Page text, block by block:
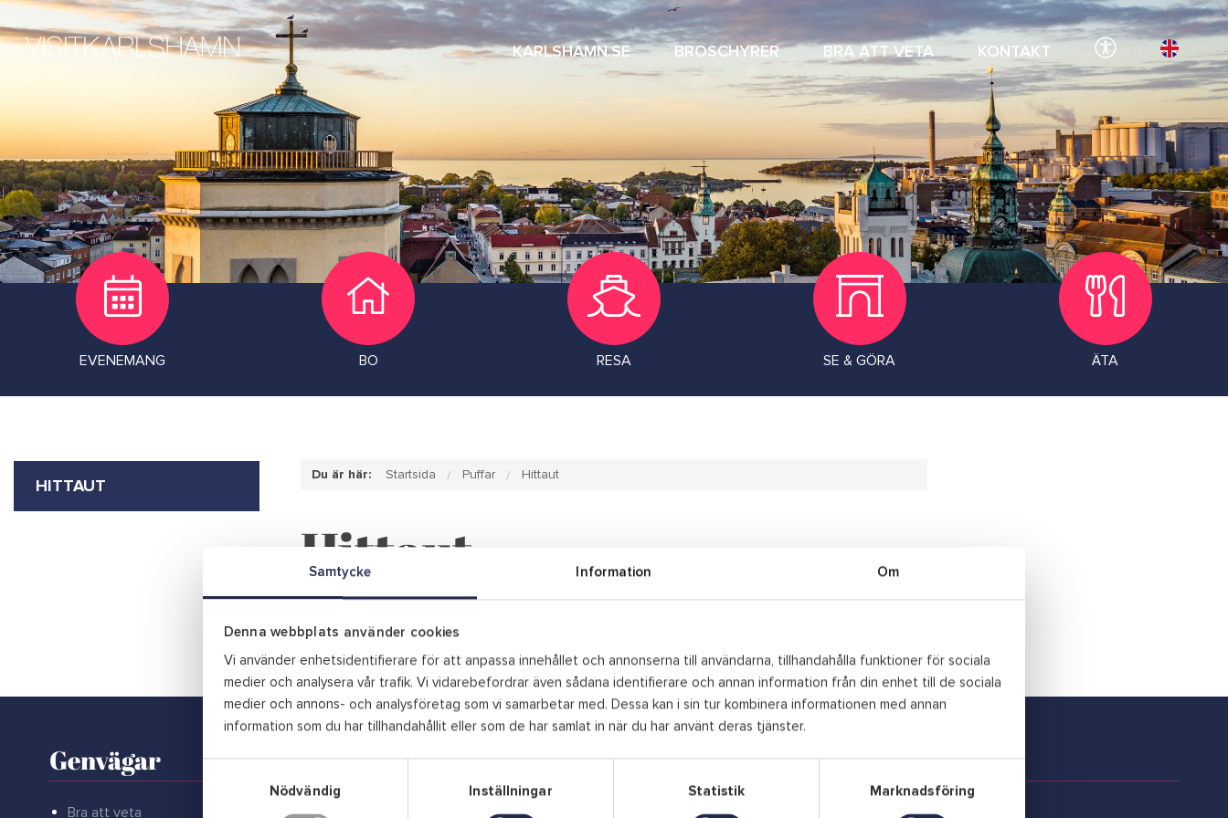
Samtycke Information Om
Denna webbplats använder cookies
Vi använder enhetsidentifierare för att anpassa innehållet och annonserna till användarna, tillhandahålla funktioner för sociala
medier och analysera vår trafik. Vi vidarebefordrar även sådana identifierare och annan information från din enhet till de sociala
medier och annons- och analysföretag som vi samarbetar med. Dessa kan i sin tur kombinera informationen med annan
information som du har tillhandahållit eller som de har samlat in när du har använt deras tjänster.
Nödvändig Inställningar Statistik Marknadsföring
KARLSHAMN.SE BROSCHYRER BRA ATT VETA KONTAKT
EVENEMANG BO RESA SE & GÖRA ÄTA
HITTAUT
Du är här: Startsida Puffar Hittaut
Hittaut
DELA:
Genvägar
Bra att veta
Kontakta oss
Telefon
Information
Telefontid